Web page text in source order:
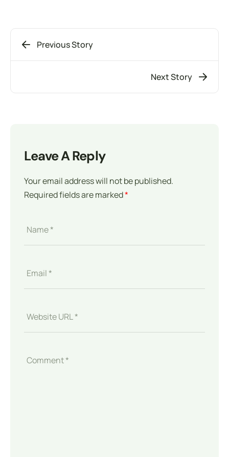
Previous Story
Next Story
Leave A Reply
Your email address will not be published.
Required fields are marked*